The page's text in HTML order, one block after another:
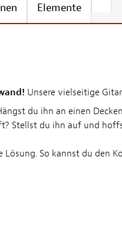
Elemente
Unsere vielseitige
du ihn an einen
Stellst du ihn auf und
So kannst du den